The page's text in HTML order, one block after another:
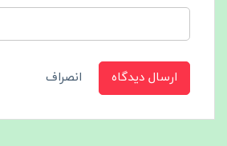
ارسال دیدگاه انصراف